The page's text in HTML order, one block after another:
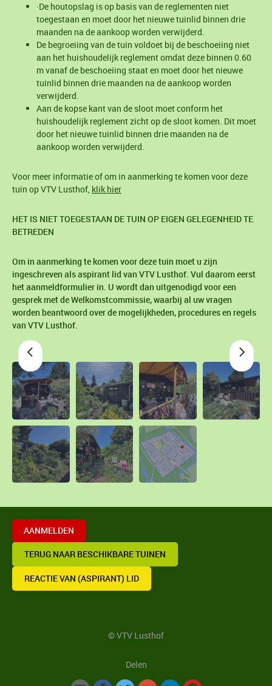
·De houtopslag is op basis van de reglementen niet
toegestaan en moet door het nieuwe tuinlid binnen drie
maanden na de aankoop worden verwijderd.
De begroeiing van de tuin voldoet bij de beschoeiing niet
aan het huishoudelijk reglement omdat deze binnen 0.60
m vanaf de beschoeiing staat en moet door het nieuwe
tuinlid binnen drie maanden na de aankoop worden
verwijderd.
Aan de kopse kant van de sloot moet conform het
huishoudelijk reglement zicht op de sloot komen. Dit moet
door het nieuwe tuinlid binnen drie maanden na de
aankoop worden verwijderd.
Voor meer informatie of om in aanmerking te komen voor deze
tuin op VTV Lusthof, klik hier
HET IS NIET TOEGESTAAN DE TUIN OP EIGEN GELEGENHEID TE
BETREDEN
Om in aanmerking te komen voor deze tuin moet u zijn
ingeschreven als aspirant lid van VTV Lusthof. Vul daarom eerst
het aanmeldformulier in. U wordt dan uitgenodigd voor een
gesprek met de Welkomstcommissie, waarbij al uw vragen
worden beantwoord over de mogelijkheden, procedures en regels
van VTV Lusthof.
AANMELDEN
TERUG NAAR BESCHIKBARE TUINEN
REACTIE VAN (ASPIRANT) LID
© VTV Lusthof
Delen